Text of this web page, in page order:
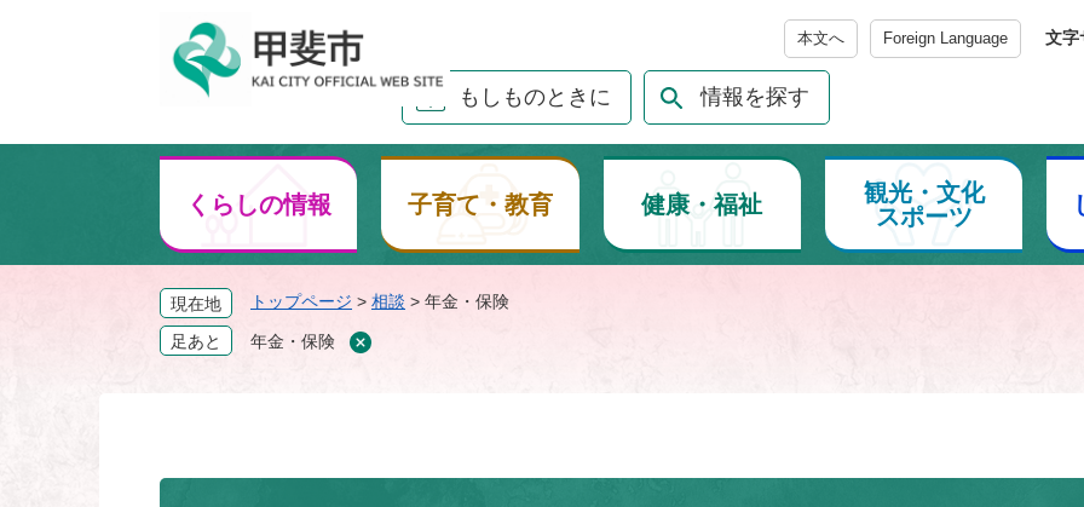
メニューを飛ばして本文へ
本文へ Foreign Language 文字
もしものときに 情報を探す
くらしの情報 子育て・教育 健康・福祉
観光・文化
スポーツ
現在地 トップページ > 相談 > 年金・保険
足あと 年金・保険